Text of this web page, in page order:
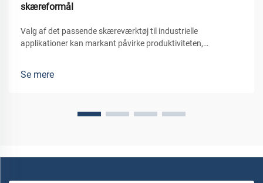
skæreformål
Valg af det passende skæreværktøj til industrielle
applikationer kan markant påvirke produktiviteten,
den cirkulære kniv...
Se mere